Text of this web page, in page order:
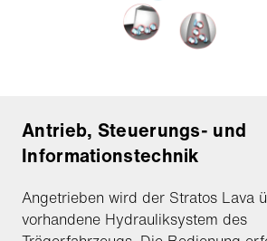
Antrieb, Steuerungs- und
Informationstechnik
Angetrieben wird der Stratos Lava
vorhandene Hydrauliksystem des